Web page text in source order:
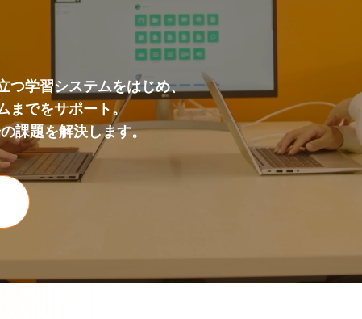
つ学習システムをはじめ、
までをサポート。
課題を解決します。